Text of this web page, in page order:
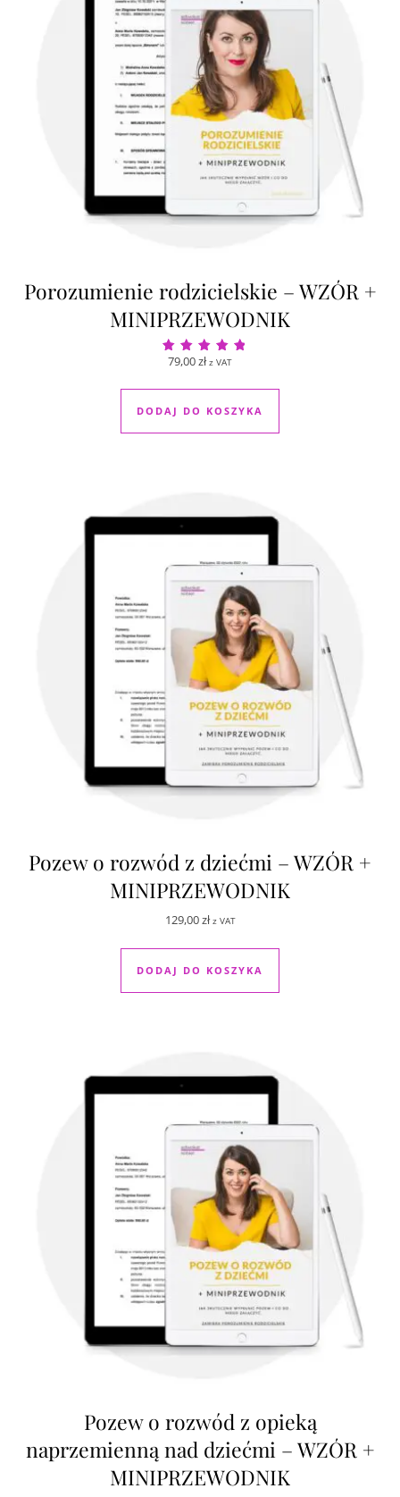
Porozumienie rodzicielskie – WZÓR +
MINIPRZEWODNIK
Oceniono
na 5
79,00zł z VAT
DODAJ DO KOSZYKA
Pozew o rozwód z dziećmi – WZÓR +
MINIPRZEWODNIK
129,00zł z VAT
DODAJ DO KOSZYKA
Pozew o rozwód z opieką
naprzemienną nad dziećmi – WZÓR +
MINIPRZEWODNIK